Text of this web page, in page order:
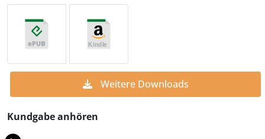
Weitere Downloads
Kundgabe anhören